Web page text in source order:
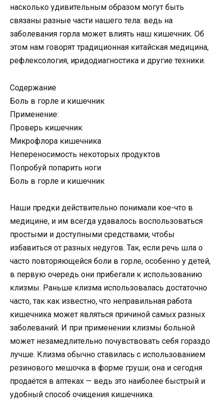
насколько удивительным образом могут быть
связаны разные части нашего тела: ведь на
заболевания горла может влиять наш кишечник. Об
этом нам говорят традиционная китайская медицина,
рефлексология, иридодиагностика и другие техники.
Содержание
Боль в горле и кишечник
Применение:
Проверь кишечник
Микрофлора кишечника
Непереносимость некоторых продуктов
Попробуй попарить ноги
Боль в горле и кишечник
Наши предки действительно понимали кое-что в
медицине, и им всегда удавалось воспользоваться
простыми и доступными средствами, чтобы
избавиться от разных недугов. Так, если речь шла о
часто повторяющейся боли в горле, особенно у детей,
в первую очередь они прибегали к использованию
клизмы. Раньше клизма использовалась достаточно
часто, так как известно, что неправильная работа
кишечника может являться причиной самых разных
заболеваний. И при применении клизмы больной
может незамедлительно почувствовать себя гораздо
лучше. Клизма обычно ставилась с использованием
резинового мешочка в форме груши; она и сегодня
продаётся в аптеках — ведь это наиболее быстрый и
удобный способ очищения кишечника.